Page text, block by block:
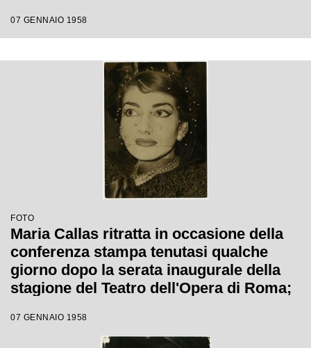
interpretava la Norma di Bellini, alla fine
causa di una brutta raucedine e non
rientrò in scena
07 GENNAIO 1958
FOTO
Maria Callas ritratta in occasione della
conferenza stampa tenutasi qualche
giorno dopo la serata inaugurale della
stagione del Teatro dell'Opera di Roma;
Bellini, alla fine del primo atto si ritirò in
camerino a causa di una brutta
07 GENNAIO 1958